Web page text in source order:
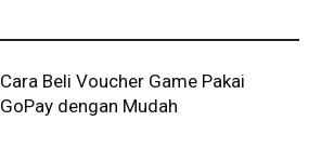
Cara Beli Voucher Game Pakai
GoPay dengan Mudah